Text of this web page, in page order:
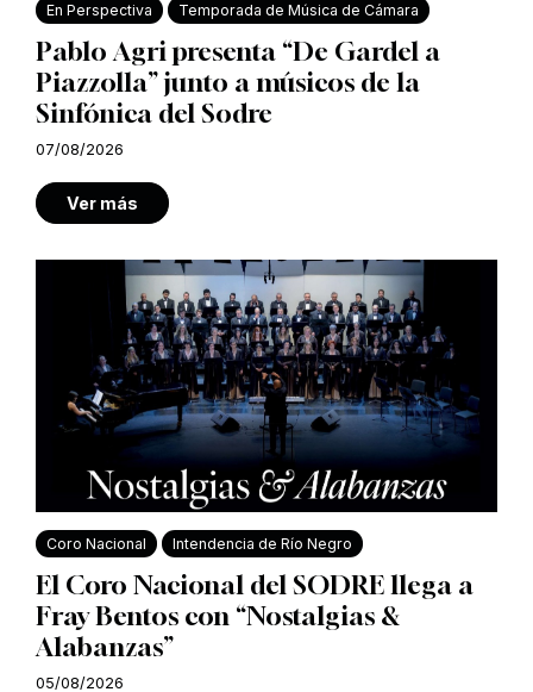
En Perspectiva Temporada de Música de Cámara
Pablo Agri presenta “De Gardel a
Piazzolla” junto a músicos de la
Sinfónica del Sodre
07/08/2026
Ver más
Coro Nacional Intendencia de Río Negro
El Coro Nacional del SODRE llega a
Fray Bentos con “Nostalgias &
Alabanzas”
05/08/2026